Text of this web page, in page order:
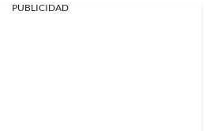
PUBLICIDAD